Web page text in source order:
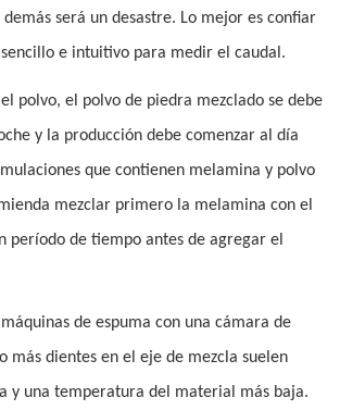
será un desastre. Lo mejor es confiar
e intuitivo para medir el caudal.
polvo, el polvo de piedra mezclado se debe
y la producción debe comenzar al día
que contienen melamina y polvo
mezclar primero la melamina con el
período de tiempo antes de agregar el
de espuma con una cámara de
más dientes en el eje de mezcla suelen
y una temperatura del material más baja.